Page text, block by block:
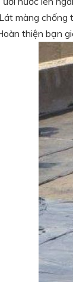
màng chống
thiện bạn